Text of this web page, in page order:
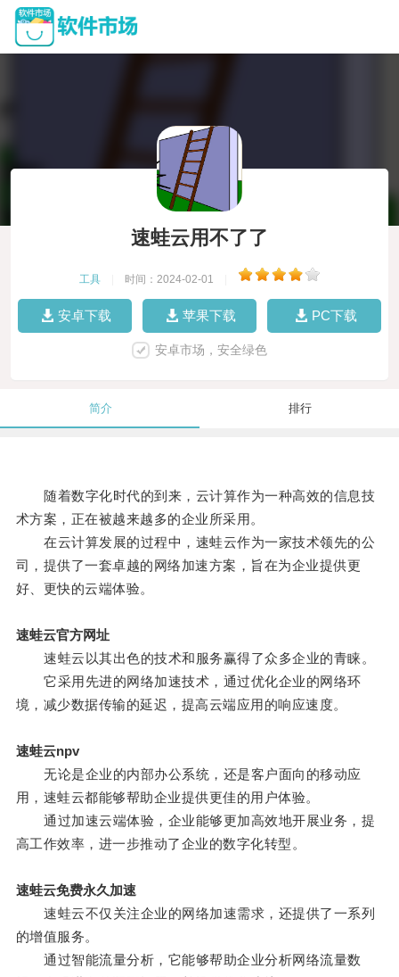
速蛙云用不了了
工具 时间：2024-02-01
安卓下载 苹果下载 PC下载
安卓市场，安全绿色
简介 排行
随着数字化时代的到来，云计算作为一种高效的信息技
术方案，正在被越来越多的企业所采用。
在云计算发展的过程中，速蛙云作为一家技术领先的公
司，提供了一套卓越的网络加速方案，旨在为企业提供更
好、更快的云端体验。
速蛙云官方网址
速蛙云以其出色的技术和服务赢得了众多企业的青睐。
它采用先进的网络加速技术，通过优化企业的网络环
境，减少数据传输的延迟，提高云端应用的响应速度。
速蛙云npv
无论是企业的内部办公系统，还是客户面向的移动应
用，速蛙云都能够帮助企业提供更佳的用户体验。
通过加速云端体验，企业能够更加高效地开展业务，提
高工作效率，进一步推动了企业的数字化转型。
速蛙云免费永久加速
速蛙云不仅关注企业的网络加速需求，还提供了一系列
的增值服务。
通过智能流量分析，它能够帮助企业分析网络流量数